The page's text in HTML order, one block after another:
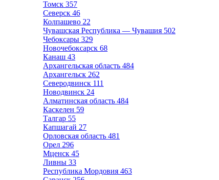
Томск 357
Северск 46
Колпашево 22
Чувашская Республика — Чувашия 502
Чебоксары 329
Новочебоксарск 68
Канаш 43
Архангельская область 484
Архангельск 262
Северодвинск 111
Новодвинск 24
Алматинская область 484
Каскелен 59
Талгар 55
Капшагай 27
Орловская область 481
Орел 296
Мценск 45
Ливны 33
Республика Мордовия 463